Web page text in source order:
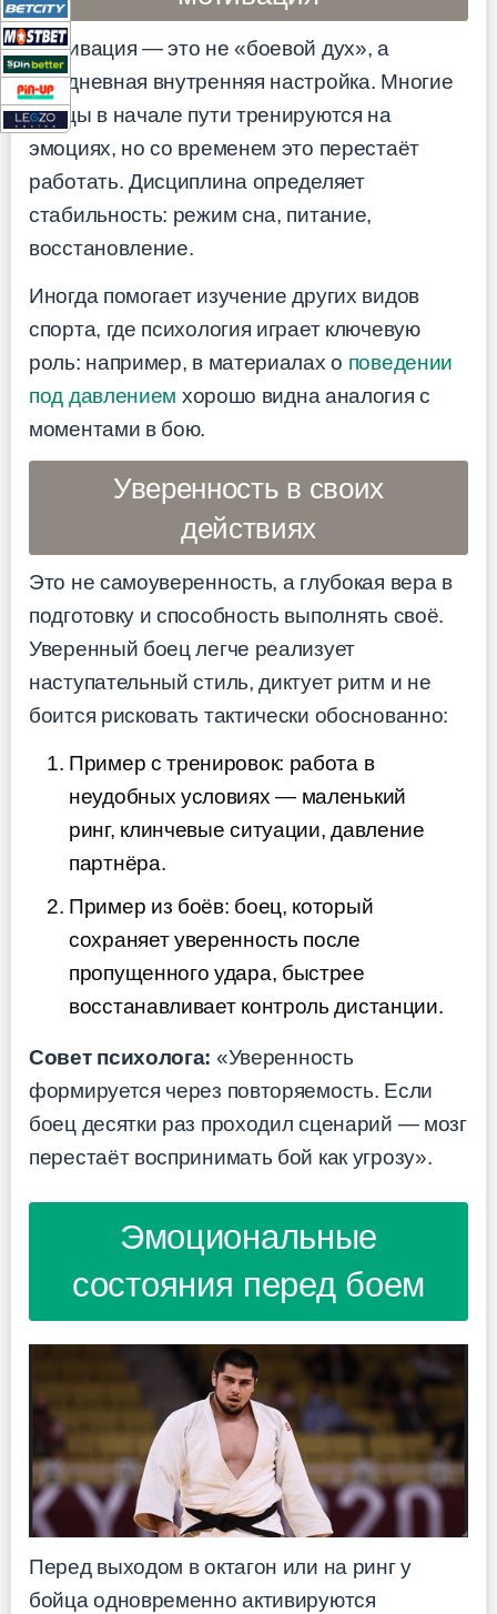
Мотивация — это не «боевой дух», а
ежедневная внутренняя настройка. Многие
бойцы в начале пути тренируются на
эмоциях, но со временем это перестаёт
работать. Дисциплина определяет
стабильность: режим сна, питание,
восстановление.
Иногда помогает изучение других видов
спорта, где психология играет ключевую
роль: например, в материалах о поведении
под давлением хорошо видна аналогия с
моментами в бою.
Уверенность в своих
действиях
Это не самоуверенность, а глубокая вера в
подготовку и способность выполнять своё.
Уверенный боец легче реализует
наступательный стиль, диктует ритм и не
боится рисковать тактически обоснованно:
Пример с тренировок: работа в
неудобных условиях — маленький
ринг, клинчевые ситуации, давление
партнёра.
Пример из боёв: боец, который
сохраняет уверенность после
пропущенного удара, быстрее
восстанавливает контроль дистанции.
Совет психолога: «Уверенность
формируется через повторяемость. Если
боец десятки раз проходил сценарий — мозг
перестаёт воспринимать бой как угрозу».
Эмоциональные
состояния перед боем
Перед выходом в октагон или на ринг у
бойца одновременно активируются